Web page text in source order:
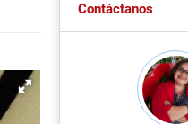
Contáctanos